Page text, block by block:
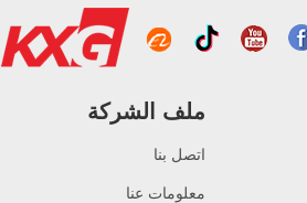
سعر المصنع الزخرفية
فرملس منحني الجدار
الزجاجي المقسى للاستحمام
ملف الشركة
اتصل بنا
معلومات عنا